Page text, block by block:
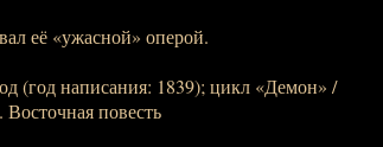
её «ужасной» оперой.
(год написания: 1839); цикл «Демон» /
повесть